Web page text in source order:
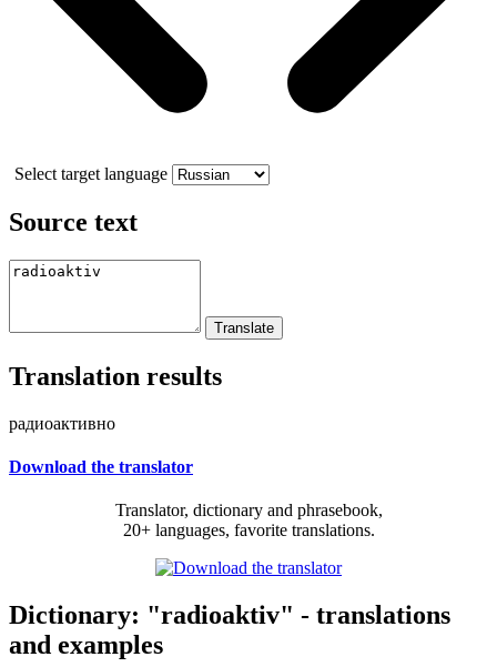
Select target language
Source text
Translation results
радиоактивно
Download the translator
Translator, dictionary and phrasebook,
20+ languages, favorite translations.
Dictionary: "radioaktiv" - translations
and examples